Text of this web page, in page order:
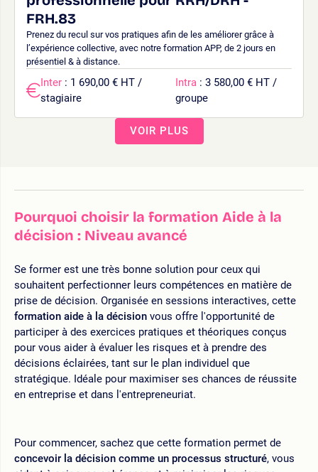
FRH.83
Prenez du recul sur vos pratiques afin de les améliorer grâce à
l’expérience collective, avec notre formation APP, de 2 jours en
présentiel & à distance.
Inter : 1 690,00 € HT /
stagiaire
Intra : 3 580,00 € HT /
groupe
VOIR PLUS
Pourquoi choisir la formation Aide à la
décision : Niveau avancé
Se former est une très bonne solution pour ceux qui
souhaitent perfectionner leurs compétences en matière de
prise de décision. Organisée en sessions interactives, cette
formation aide à la décision vous offre l'opportunité de
participer à des exercices pratiques et théoriques conçus
pour vous aider à évaluer les risques et à prendre des
décisions éclairées, tant sur le plan individuel que
stratégique. Idéale pour maximiser ses chances de réussite
en entreprise et dans l'entrepreneuriat.
Pour commencer, sachez que cette formation permet de
concevoir la décision comme un processus structuré, vous